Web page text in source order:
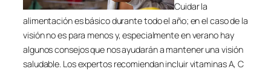
Cuidar la
alimentación es básico durante todo el año; en el caso de la
visión no es para menos y, especialmente en verano hay
algunos consejos que nos ayudarán a mantener una visión
saludable. Los expertos recomiendan incluir vitaminas A, C